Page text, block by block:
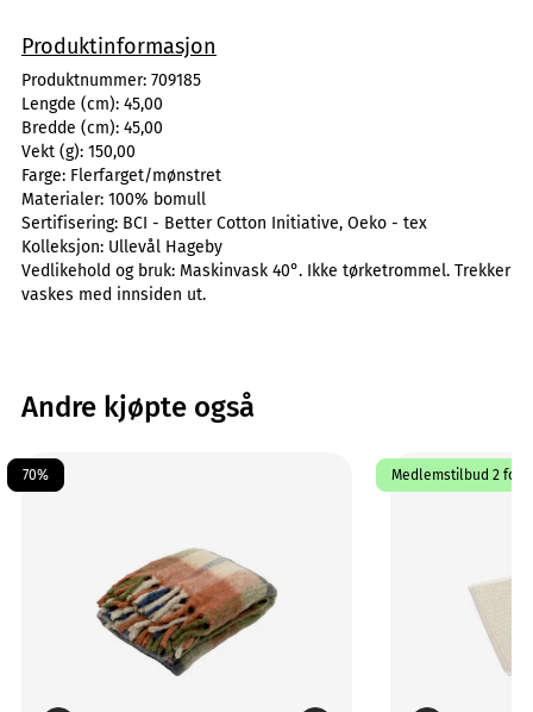
Produktinformasjon
Produktnummer: 709185
Lengde (cm): 45,00
Bredde (cm): 45,00
Vekt (g): 150,00
Farge: Flerfarget/mønstret
Materialer: 100% bomull
Sertifisering: BCI - Better Cotton Initiative, Oeko - tex
Kolleksjon: Ullevål Hageby
Vedlikehold og bruk: Maskinvask 40°. Ikke tørketrommel. Trekker
vaskes med innsiden ut.
Andre kjøpte også
70% Medlemstilbud 2 for 1